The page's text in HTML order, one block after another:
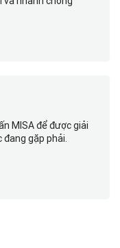
MISA để được giải
gặp phải.